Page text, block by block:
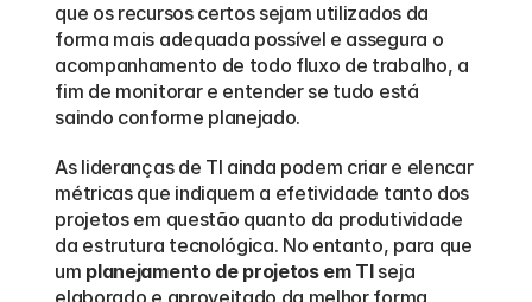
que os recursos certos sejam utilizados da
forma mais adequada possível e assegura o
acompanhamento de todo fluxo de trabalho, a
fim de monitorar e entender se tudo está
saindo conforme planejado.
As lideranças de TI ainda podem criar e elencar
métricas que indiquem a efetividade tanto dos
projetos em questão quanto da produtividade
da estrutura tecnológica. No entanto, para que
um planejamento de projetos em TI seja
elaborado e aproveitado da melhor forma,